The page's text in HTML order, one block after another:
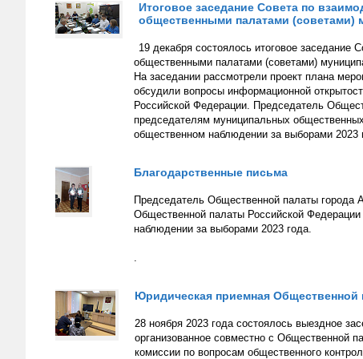
Итоговое заседание Совета по
общественными палатами (советами)
19 декабря состоялось итоговое
общественными палатами (советами)
На заседании рассмотрели проект плана
обсудили вопросы информационной
Российской Федерации. Председатель
председателям муниципальных
общественном наблюдении за выборами 2023
Благодарственные письма
Председатель Общественной палаты города
Общественной палаты Российской
наблюдении за выборами 2023 года.
.
Юридическая приемная Общественной
28 ноября 2023 года состоялось выездное
организованное совместно с Общественной
комиссии по вопросам общественного